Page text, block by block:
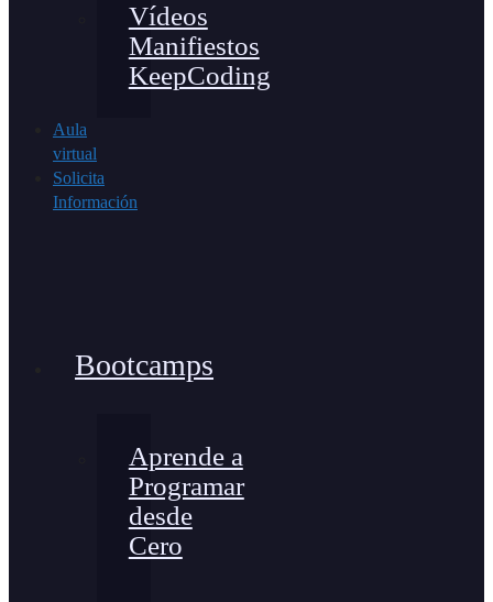
Vídeos
Manifiestos
KeepCoding
Aula
virtual
Solicita
Información
Bootcamps
Aprende a
Programar
desde
Cero